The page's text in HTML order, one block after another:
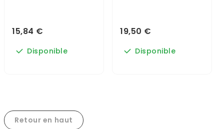
15,84 €
Disponible
19,50 €
Disponible
Retour en haut